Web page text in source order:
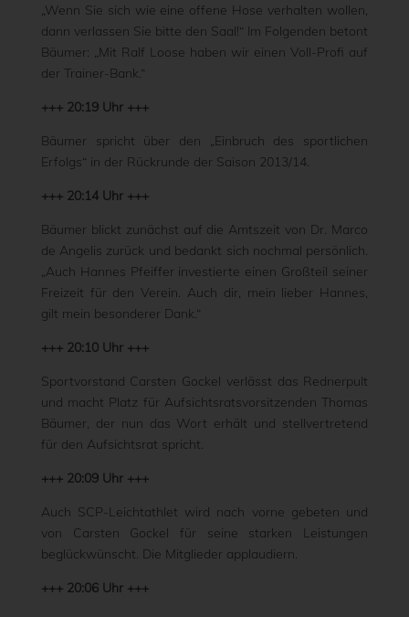
„Wenn Sie sich wie eine offene Hose verhalten wollen,
dann verlassen Sie bitte den Saal!“ Im Folgenden betont
Bäumer: „Mit Ralf Loose haben wir einen Voll-Profi auf
der Trainer-Bank.“
+++ 20:19 Uhr +++
Bäumer spricht über den „Einbruch des sportlichen
Erfolgs“ in der Rückrunde der Saison 2013/14.
+++ 20:14 Uhr +++
Bäumer blickt zunächst auf die Amtszeit von Dr. Marco
de Angelis zurück und bedankt sich nochmal persönlich.
„Auch Hannes Pfeiffer investierte einen Großteil seiner
Freizeit für den Verein. Auch dir, mein lieber Hannes,
gilt mein besonderer Dank.“
+++ 20:10 Uhr +++
Sportvorstand Carsten Gockel verlässt das Rednerpult
und macht Platz für Aufsichtsratsvorsitzenden Thomas
Bäumer, der nun das Wort erhält und stellvertretend
für den Aufsichtsrat spricht.
+++ 20:09 Uhr +++
Auch SCP-Leichtathlet wird nach vorne gebeten und
von Carsten Gockel für seine starken Leistungen
beglückwünscht. Die Mitglieder applaudiern.
+++ 20:06 Uhr +++